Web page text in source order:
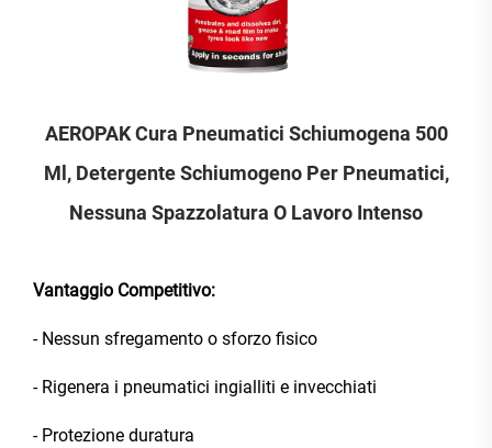
AEROPAK Cura Pneumatici Schiumogena 500
Ml, Detergente Schiumogeno Per Pneumatici,
Nessuna Spazzolatura O Lavoro Intenso
Vantaggio Competitivo:
- Nessun sfregamento o sforzo fisico
- Rigenera i pneumatici ingialliti e invecchiati
- Protezione duratura